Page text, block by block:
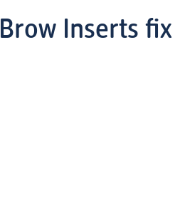
Brow Inserts fix